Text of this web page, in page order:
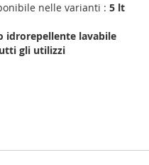
nelle varianti : 5 lt
idrorepellente lavabile
gli utilizzi